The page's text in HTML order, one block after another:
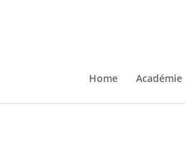
Home Académie